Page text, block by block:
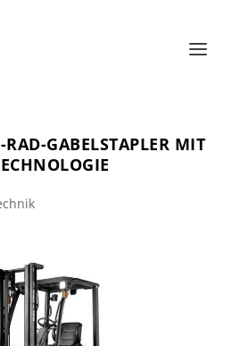
GABELSTAPLER MIT